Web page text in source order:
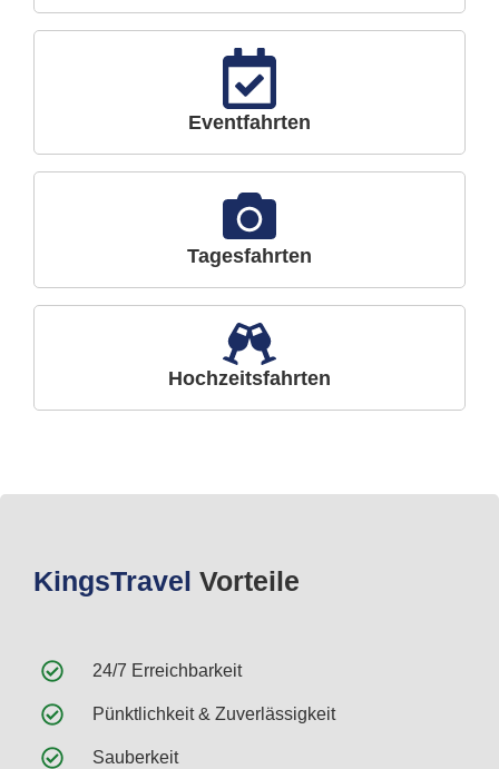
Eventfahrten
Tagesfahrten
Hochzeitsfahrten
KingsTravel Vorteile
24/7 Erreichbarkeit
Pünktlichkeit & Zuverlässigkeit
Sauberkeit